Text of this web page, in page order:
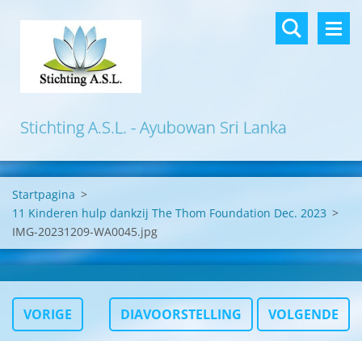
Stichting A.S.L. - Ayubowan Sri Lanka
Startpagina >
11 Kinderen hulp dankzij The Thom Foundation Dec. 2023 >
IMG-20231209-WA0045.jpg
VORIGE DIAVOORSTELLING VOLGENDE